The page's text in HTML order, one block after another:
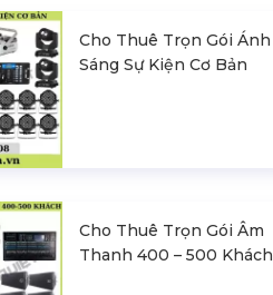
Cho Thuê Trọn Gói Ánh
Sáng Sự Kiện Cơ Bản
Cho Thuê Trọn Gói Âm
Thanh 400 – 500 Khách